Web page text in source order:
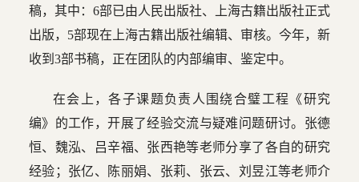
稿，其中：6部已由人民出版社、上海古籍出版社正式
出版，5部现在上海古籍出版社编辑、审核。今年，新
收到3部书稿，正在团队的内部编审、鉴定中。
在会上，各子课题负责人围绕合璧工程《研究
编》的工作，开展了经验交流与疑难问题研讨。张德
恒、魏泓、吕辛福、张西艳等老师分享了各自的研究
经验；张亿、陈丽娟、张莉、张云、刘昱江等老师介